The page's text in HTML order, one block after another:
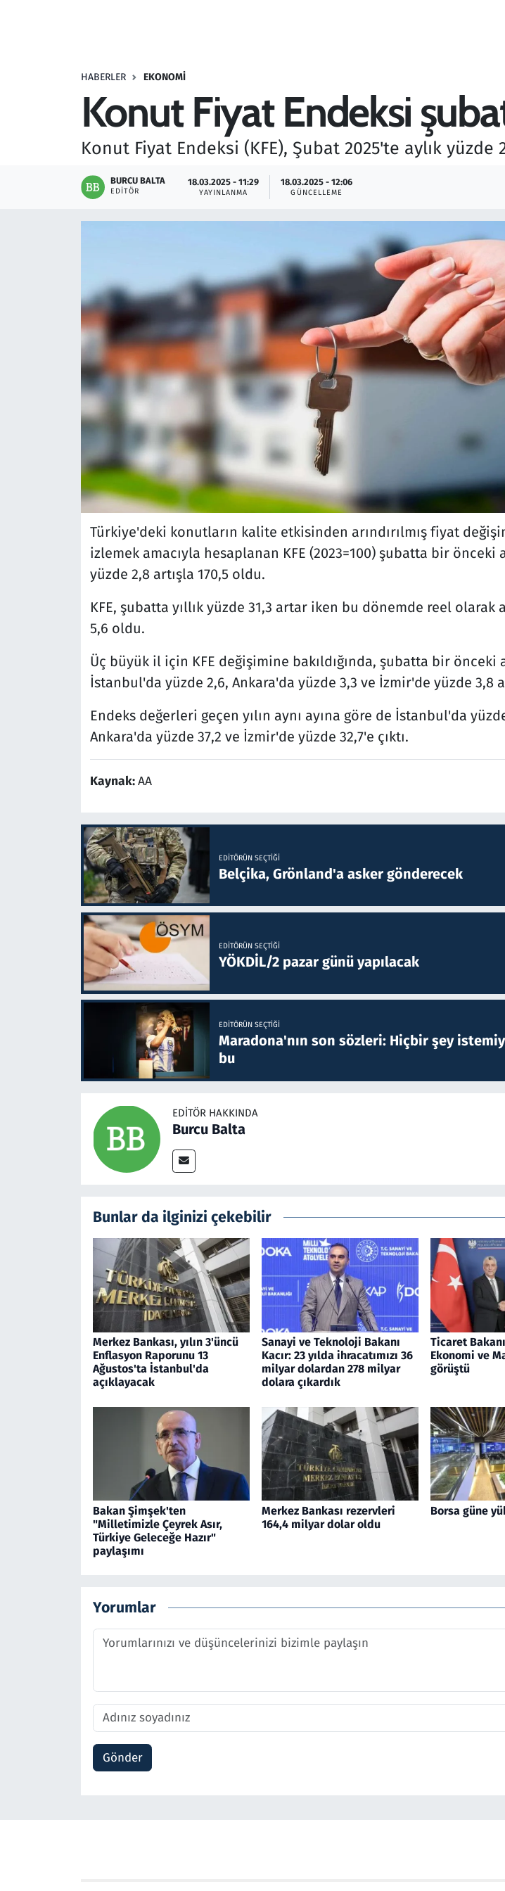
HABERLER EKONOMI
Konut Fiyat Endeksi
Konut Fiyat Endeksi (KFE), Şubat 2025'te aylık yüzde
BURCU BALTA
EDITÖR
18.03.2025 - 11:29
YAYINLANMA
18.03.2025 - 12:06
GÜNCELLEME
Türkiye'deki konutların kalite etkisinden arındırılmış fiyat
izlemek amacıyla hesaplanan KFE (2023=100) şubatta bir önceki
yüzde 2,8 artışla 170,5 oldu.
KFE, şubatta yıllık yüzde 31,3 artar iken bu dönemde reel olarak
5,6 oldu.
Üç büyük il için KFE değişimine bakıldığında, şubatta bir önceki
İstanbul'da yüzde 2,6, Ankara'da yüzde 3,3 ve İzmir'de yüzde 3,8
Endeks değerleri geçen yılın aynı ayına göre de İstanbul'da
Ankara'da yüzde 37,2 ve İzmir'de yüzde 32,7'e çıktı.
Kaynak:AA
EDITÖRÜN SEÇTIĞI
Belçika, Grönland'a asker gönderecek
EDITÖRÜN SEÇTIĞI
YÖKDİL/2 pazar günü yapılacak
EDITÖRÜN SEÇTIĞI
Maradona'nın son sözleri: Hiçbir şey
bu
EDITÖR HAKKINDA
Burcu Balta
Bunlar da ilginizi çekebilir
Merkez Bankası, yılın 3'üncü
Enflasyon Raporunu 13
Ağustos'ta İstanbul'da
açıklayacak
Sanayi ve Teknoloji Bakanı
Kacır: 23 yılda ihracatımızı 36
milyar dolardan 278 milyar
dolara çıkardık
Ticaret
Ekonomi ve
görüştü
Bakan Şimşek'ten
"Milletimizle Çeyrek Asır,
Türkiye Geleceğe Hazır"
paylaşımı
Merkez Bankası rezervleri
164,4 milyar dolar oldu
Borsa güne
Yorumlar
Gönder
Savunma Sanayi
Seçim 2023